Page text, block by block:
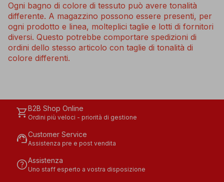
Ogni bagno di colore di tessuto può avere tonalità
differente. A magazzino possono essere presenti, per
ogni prodotto e linea, molteplici taglie e lotti di fornitori
diversi. Questo potrebbe comportare spedizioni di
ordini dello stesso articolo con taglie di tonalità di
colore differenti.
shopping_cartB2B Shop Online
Ordini più veloci - priorità di gestione
support_agentCustomer Service
Assistenza pre e post vendita
helpAssistenza
Uno staff esperto a vostra disposizione